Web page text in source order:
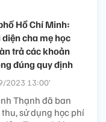
Hồ Chí Minh:
diện cha mẹ học
trả các khoản
đúng quy định
2023 13:00’
Thạnh đã ban
sử dụng học phí